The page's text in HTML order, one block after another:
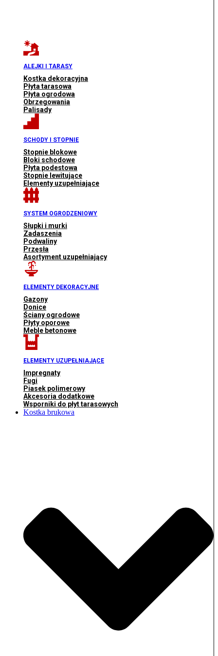
ALEJKI I TARASY
Kostka dekoracyjna
Płyta tarasowa
Płyta ogrodowa
Obrzegowania
Palisady
SCHODY I STOPNIE
Stopnie blokowe
Bloki schodowe
Płyta podestowa
Stopnie lewitujące
Elementy uzupełniające
SYSTEM OGRODZENIOWY
Słupki i murki
Zadaszenia
Podwaliny
Przęsła
Asortyment uzupełniający
ELEMENTY DEKORACYJNE
Gazony
Donice
Ściany ogrodowe
Płyty oporowe
Meble betonowe
ELEMENTY UZUPEŁNIAJĄCE
Impregnaty
Fugi
Piasek polimerowy
Akcesoria dodatkowe
Wsporniki do płyt tarasowych
Kostka brukowa